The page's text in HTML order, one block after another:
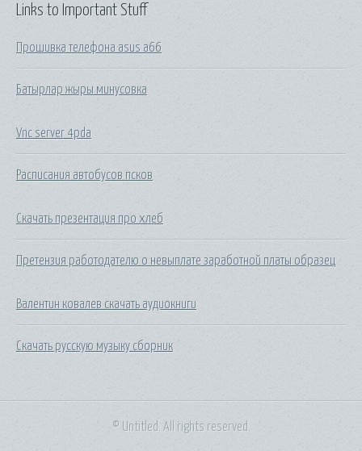
Links to Important Stuff
Прошивка телефона asus a66
Батырлар жыры минусовка
Vnc server 4pda
Расписания автобусов псков
Скачать презентация про хлеб
Претензия работодателю о невыплате заработной платы образец
Валентин ковалев скачать аудиокниги
Скачать русскую музыку сборник
© Untitled. All rights reserved.